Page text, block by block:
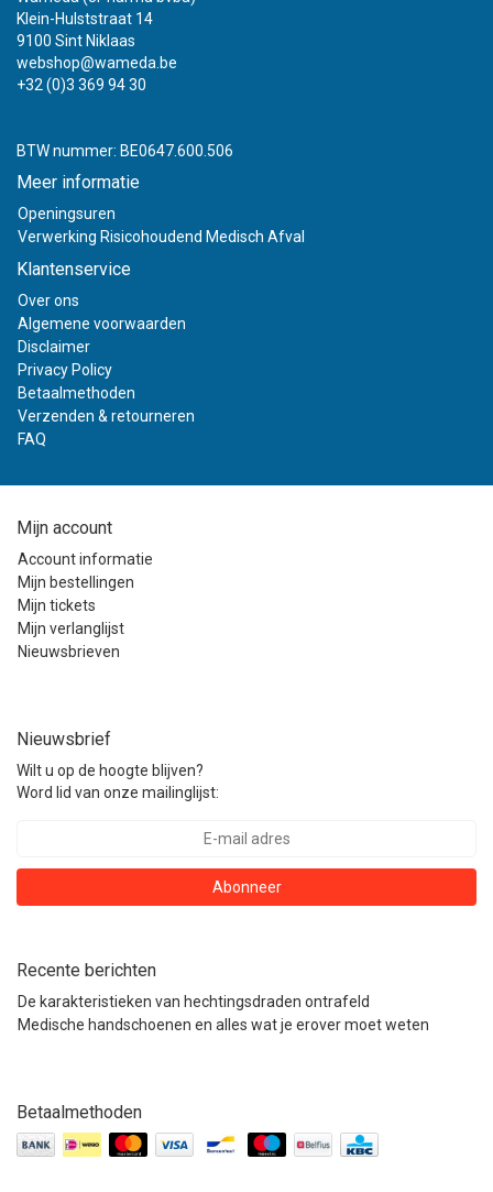
Klein-Hulststraat 14
9100 Sint Niklaas
webshop@wameda.be
+32 (0)3 369 94 30
BTW nummer: BE0647.600.506
Meer informatie
Openingsuren
Verwerking Risicohoudend Medisch Afval
Klantenservice
Over ons
Algemene voorwaarden
Disclaimer
Privacy Policy
Betaalmethoden
Verzenden & retourneren
FAQ
Mijn account
Account informatie
Mijn bestellingen
Mijn tickets
Mijn verlanglijst
Nieuwsbrieven
Nieuwsbrief
Wilt u op de hoogte blijven?
Word lid van onze mailinglijst:
Abonneer
Recente berichten
De karakteristieken van hechtingsdraden ontrafeld
Medische handschoenen en alles wat je erover moet weten
Betaalmethoden